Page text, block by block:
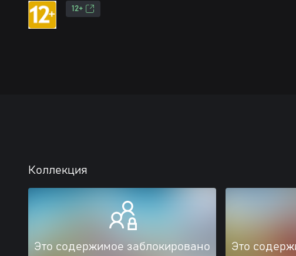
12+
Коллекция
Это содержимое заблокировано Это